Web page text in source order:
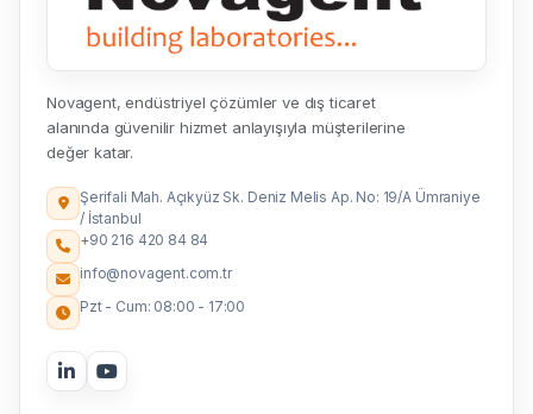
Novagent, endüstriyel çözümler ve dış ticaret
alanında güvenilir hizmet anlayışıyla müşterilerine
değer katar.
Şerifali Mah. Açıkyüz Sk. Deniz Melis Ap. No: 19/A Ümraniye
/ İstanbul
+90 216 420 84 84
info@novagent.com.tr
Pzt - Cum: 08:00 - 17:00